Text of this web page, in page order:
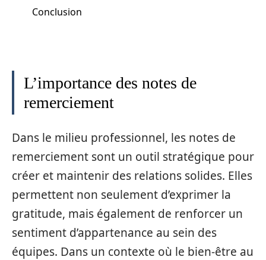
Conclusion
L’importance des notes de
remerciement
Dans le milieu professionnel, les notes de
remerciement sont un outil stratégique pour
créer et maintenir des relations solides. Elles
permettent non seulement d’exprimer la
gratitude, mais également de renforcer un
sentiment d’appartenance au sein des
équipes. Dans un contexte où le bien-être au